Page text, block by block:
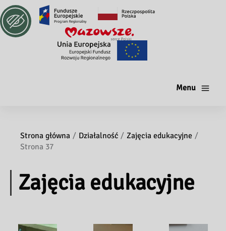
Menu
Strona główna Działalność
Zajęcia edukacyjne
Strona 37
Zajęcia edukacyjne